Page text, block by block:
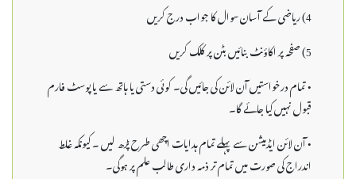
4) ریاضی کے آسان سوال کا جواب درج کریں
5) صفحہ پر اکاؤنٹ بنائیں بٹن پر کلک کریں
• تمام درخواستیں آن لائن کی جائیں گی۔ کوئی دستی یا ہاتھ سے یا پوسٹ فارم
قبول نہیں کیا جائے گا۔
• آن لائن ایڈمیشن سے پہلے تمام ہدایات اچھی طرح پڑھ لیں ۔ کیونکہ غلط
اندراج کی صورت میں تمام تر ذمہ داری طالب علم پر ہوگی۔